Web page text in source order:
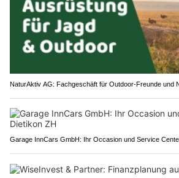
NaturAktiv AG: Fachgeschäft für Outdoor-Freunde und
Garage InnCars GmbH: Ihr Occasion und Service